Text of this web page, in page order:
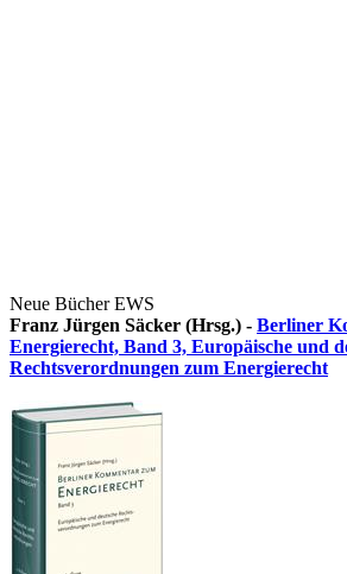
Neue Bücher EWS
Franz Jürgen Säcker (Hrsg.) - Berliner
Energierecht, Band 3, Europäische und
Rechtsverordnungen zum Energierecht